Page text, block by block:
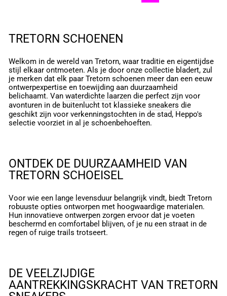
TRETORN SCHOENEN
Welkom in de wereld van Tretorn, waar traditie en eigentijdse
stijl elkaar ontmoeten. Als je door onze collectie bladert, zul
je merken dat elk paar Tretorn schoenen meer dan een eeuw
ontwerpexpertise en toewijding aan duurzaamheid
belichaamt. Van waterdichte laarzen die perfect zijn voor
avonturen in de buitenlucht tot klassieke sneakers die
geschikt zijn voor verkenningstochten in de stad, Heppo's
selectie voorziet in al je schoenbehoeften.
ONTDEK DE DUURZAAMHEID VAN
TRETORN SCHOEISEL
Voor wie een lange levensduur belangrijk vindt, biedt Tretorn
robuuste opties ontworpen met hoogwaardige materialen.
Hun innovatieve ontwerpen zorgen ervoor dat je voeten
beschermd en comfortabel blijven, of je nu een straat in de
regen of ruige trails trotseert.
DE VEELZIJDIGE
AANTREKKINGSKRACHT VAN TRETORN